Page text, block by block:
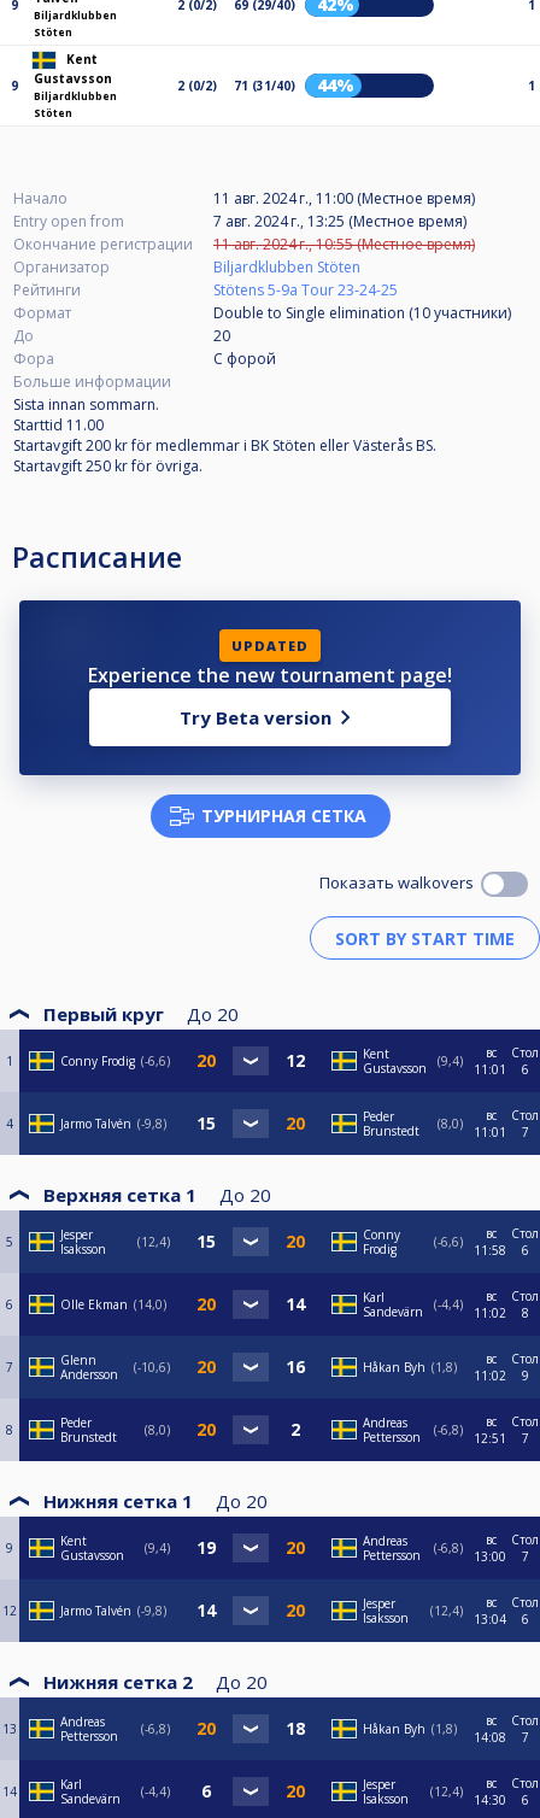
9
Biljardklubben
Stöten
2 (0/2) 69 (29/40) 42% 1
9
Kent
Gustavsson
Biljardklubben
Stöten
2 (0/2) 71 (31/40) 44% 1
Начало
11 авг. 2024 г., 11:00 (Местное время)
Entry open from
7 авг. 2024 г., 13:25 (Местное время)
Окончание регистрации
11 авг. 2024 г., 10:55 (Местное время)
Организатор
Biljardklubben Stöten
Рейтинги
Stötens 5-9a Tour 23-24-25
Формат
Double to Single elimination (10участники)
До
20
Фора
С форой
Больше информации
Sista innan sommarn.
Starttid 11.00
Startavgift 200 kr för medlemmar i BK Stöten eller Västerås BS.
Startavgift 250 kr för övriga.
Расписание
UPDATED
Experience the new tournament page!
Try Beta version
ТУРНИРНАЯ СЕТКА
Показать walkovers
Первый круг До 20
1 Conny Frodig -6,6
Kent
Gustavsson
9,4
вс
11:01
Стол
6
4 Jarmo Talvén -9,8
Peder
Brunstedt
8,0
вс
11:01
Стол
7
Верхняя сетка 1 До 20
5
Jesper
Isaksson
12,4
Conny
Frodig
-6,6
вс
11:58
Стол
6
6 Olle Ekman 14,0
Karl
Sandevärn
-4,4
вс
11:02
Стол
8
7
Glenn
Andersson
-10,6 Håkan Byh 1,8
вс
11:02
Стол
9
8
Peder
Brunstedt
8,0
Andreas
Pettersson
-6,8
вс
12:51
Стол
7
Нижняя сетка 1 До 20
9
Kent
Gustavsson
9,4
Andreas
Pettersson
-6,8
вс
13:00
Стол
7
12 Jarmo Talvén -9,8
Jesper
Isaksson
12,4
вс
13:04
Стол
6
Нижняя сетка 2 До 20
13
Andreas
Pettersson
-6,8 Håkan Byh 1,8
вс
14:08
Стол
7
14
Karl
Sandevärn
-4,4
Jesper
Isaksson
12,4
вс
14:30
Стол
6